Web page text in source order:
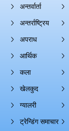
अन्तर्वार्ता
अन्तर्राष्ट्रिय
अपराध
आर्थिक
कला
खेलकुद
ग्यालरी
ट्रेन्डिंग समाचार